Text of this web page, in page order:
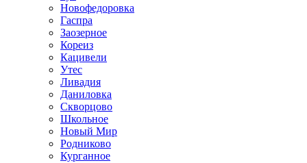
Новофедоровка
Гаспра
Заозерное
Кореиз
Кацивели
Утес
Ливадия
Даниловка
Скворцово
Школьное
Новый Мир
Родниково
Курганное